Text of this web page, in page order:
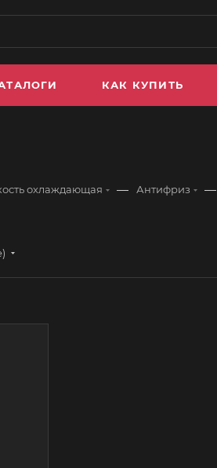
КАК КУПИТЬ
охлаждающая — Антифриз —